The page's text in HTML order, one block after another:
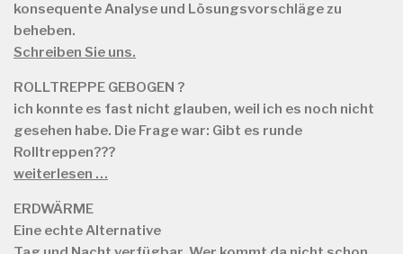
konsequente Analyse und Lösungsvorschläge zu
beheben.
Schreiben Sie uns.
ROLLTREPPE GEBOGEN ?
ich konnte es fast nicht glauben, weil ich es noch nicht
gesehen habe. Die Frage war: Gibt es runde
Rolltreppen???
weiterlesen …
ERDWÄRME
Eine echte Alternative